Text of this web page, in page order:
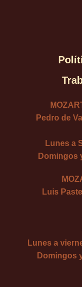
Pedro de
Lunes a
Domingos
Luis
Lunes a
Domingos